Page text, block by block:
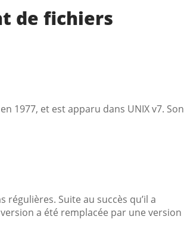
de fichiers
1977, et est apparu dans UNIX v7. Son
régulières. Suite au succès qu’il a
a été remplacée par une version